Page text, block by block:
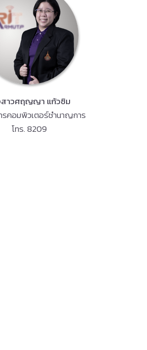
สาวศฤญญา แก้วซิม
รคอมพิวเตอร์ชำนาญการ
โทร. 8209